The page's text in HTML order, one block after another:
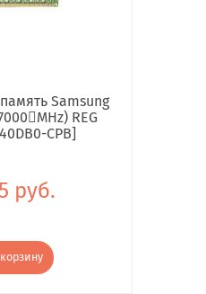
Samsung
REG
CPB]
руб.